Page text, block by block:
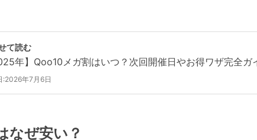
て読む
年】Qoo10メガ割はいつ？次回開催日やお得ワザ完全ガ
:2026年7月6日
なぜ安い？